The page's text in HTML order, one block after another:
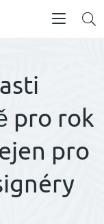
pro rok
pro